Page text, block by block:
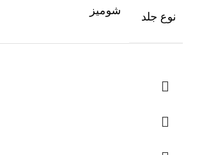
نوع جلد
شومیز